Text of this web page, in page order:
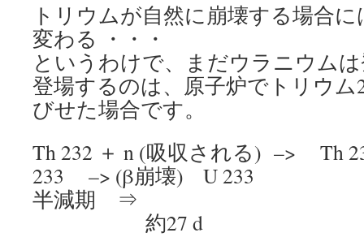
トリウムが自然に崩壊する場合
変わる ・・・
というわけで、まだウラニウム
登場するのは、原子炉でトリウム
びせた場合です。
Th 232 ＋ n (吸収される) –> Th
233 –> (β崩壊) U 233
半減期 ⇒ 約
約27 d